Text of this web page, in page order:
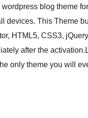
blog theme
devices. This Theme
HTML5, CSS3,
after the
only theme you will